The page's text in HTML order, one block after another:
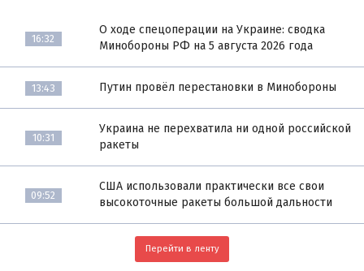
16:32
О ходе спецоперации на Украине: сводка
Минобороны РФ на 5 августа 2026 года
13:43 Путин провёл перестановки в Минобороны
10:31
Украина не перехватила ни одной российской
ракеты
09:52
США использовали практически все свои
высокоточные ракеты большой дальности
Перейти в ленту